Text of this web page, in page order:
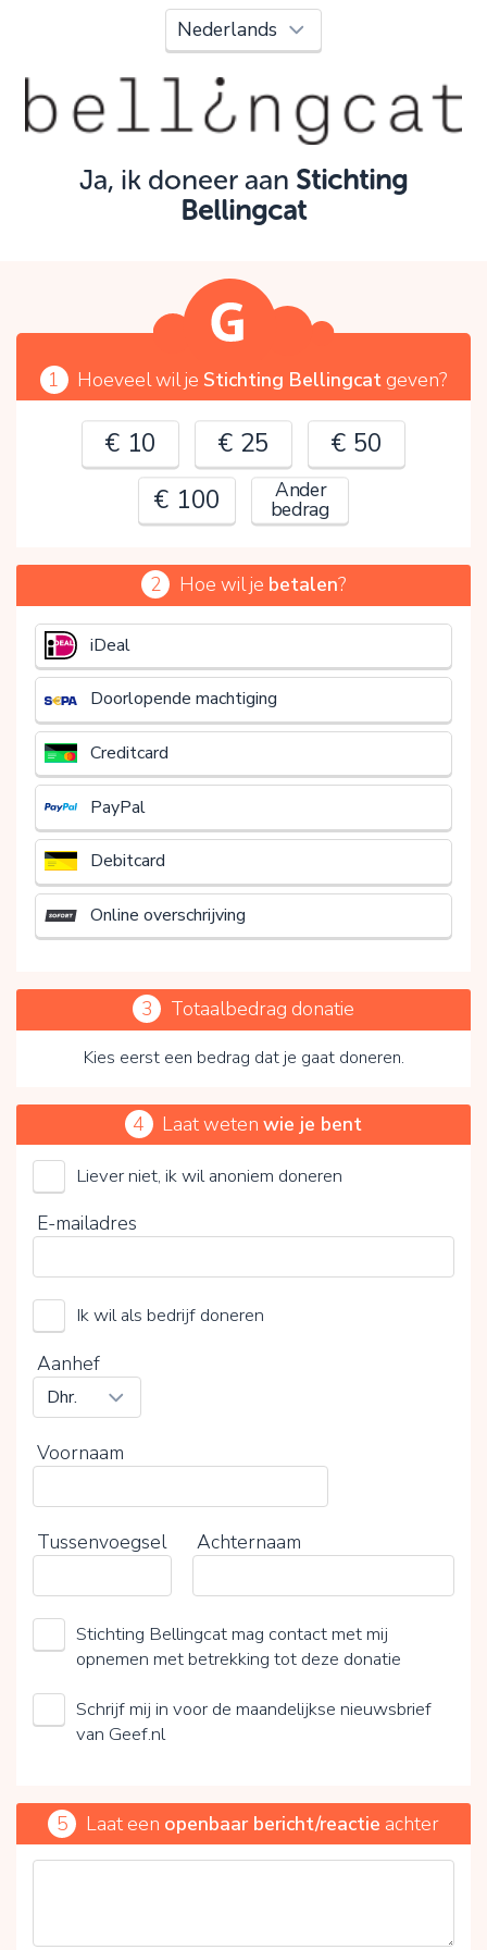
Ja, ik doneer aan Stichting
Bellingcat
1 Hoeveel wil je Stichting Bellingcat geven?
€ 10 € 25
€ 50
€ 100
Ander
bedrag
€
2 Hoe wil je betalen?
iDeal
Doorlopende machtiging
Creditcard
PayPal
Debitcard
Online overschrijving
3 Totaalbedrag donatie
Kies eerst een bedrag dat je gaat doneren.
Stichting Bellingcat
Kies je vrijwillige bijdrage
0%
4 Laat wetenwie je bent
Liever niet, ik wil anoniem doneren
E-mailadres
Ik wil als bedrijf doneren
Aanhef
Voornaam
Tussenvoegsel Achternaam
Stichting Bellingcat mag contact met mij
opnemen met betrekking tot deze donatie
Schrijf mij in voor de maandelijkse nieuwsbrief
van Geef.nl
5 Laat een openbaar bericht/reactie achter
Oeps!
Je kunt nog niet verder vanwege:
Controleer en verbeter je invoer en probeer het
OK